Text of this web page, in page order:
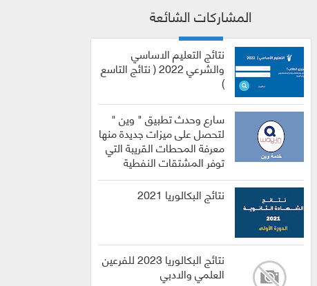
المشاركات الشائعة
نتائج التعليم الاساسي
والشرعي 2022 ( نتائج التاسع
)
سارع وحدث تطبيق " وين "
لتحصل على ميزات جديدة منها
معرفة المحطات القريبة التي
توفر المشتقات النفطية
نتائج البكالوريا 2021
نتائج البكالوريا 2023 للفرعين
العلمي والادبي